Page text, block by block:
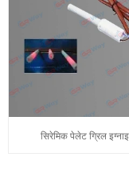
सिरेमिक पेलेट ग्रिल